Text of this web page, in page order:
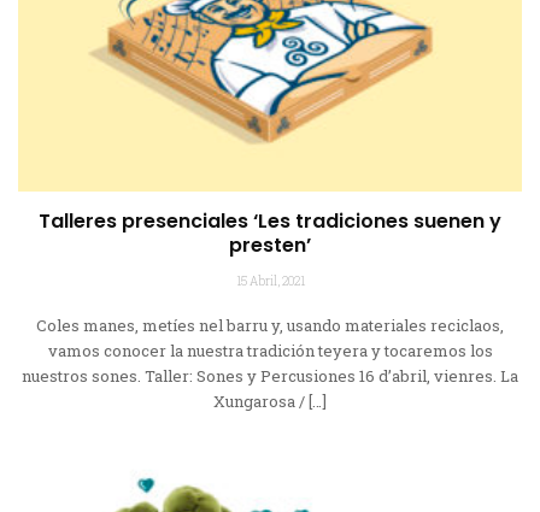
Talleres presenciales ‘Les tradiciones suenen y
presten’
15 Abril, 2021
Coles manes, metíes nel barru y, usando materiales reciclaos,
vamos conocer la nuestra tradición teyera y tocaremos los
nuestros sones. Taller: Sones y Percusiones 16 d’abril, vienres. La
Xungarosa / […]